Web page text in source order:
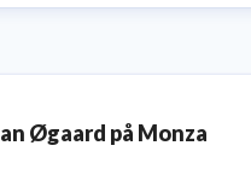
Øgaard på Monza